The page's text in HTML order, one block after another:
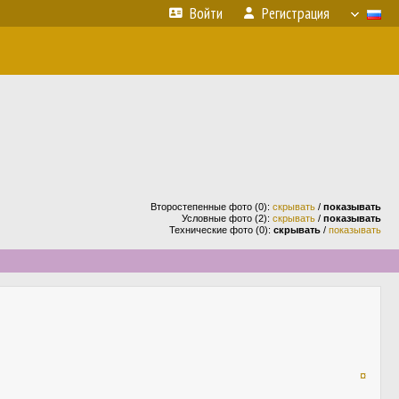
Войти Регистрация
Второстепенные фото (0): скрывать / показывать
Условные фото (2): скрывать / показывать
Технические фото (0): скрывать / показывать
¤